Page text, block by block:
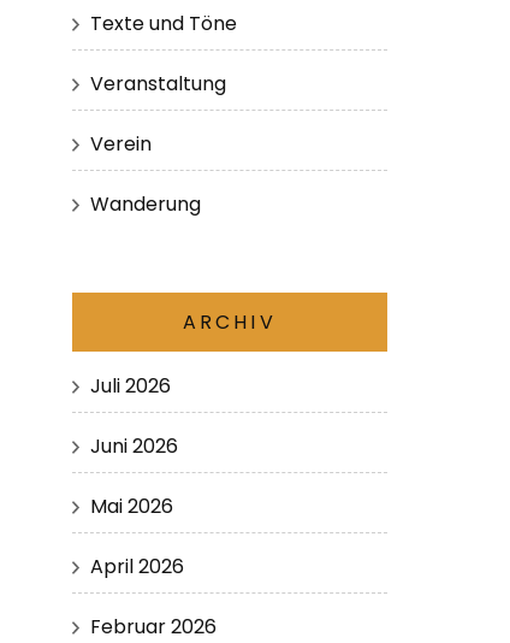
Texte und Töne
Veranstaltung
Verein
Wanderung
ARCHIV
Juli 2026
Juni 2026
Mai 2026
April 2026
Februar 2026